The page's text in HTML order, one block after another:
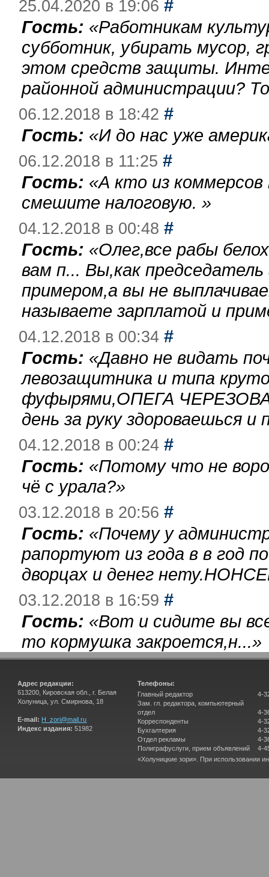
25.04.2020 в 19:06 #
Гость: «Работникам
субботник, убирать мусор,
этом средств защиты.
районной администрации?
06.12.2018 в 18:42 #
Гость: «И до нас уже
06.12.2018 в 11:25 #
Гость: «А кто из
смешите налоговую. »
04.12.2018 в 00:48 #
Гость: «Олег,все рабы
вам п... Вы,как
примером,а вы не
называете зарплатой и
04.12.2018 в 00:34 #
Гость: «Давно не видать
левозащитника и типа
фуфырями,ОПЕГА
день за руку здороваешься
04.12.2018 в 00:24 #
Гость: «Потому что не
чё с урала?»
03.12.2018 в 20:56 #
Гость: «Почему у
рапортуют из года в в год
дворцах и денег
03.12.2018 в 16:59 #
Гость: «Вот и сидите вы
то кормушка закроется,н...»
Адрес редакции:
613200, Кировская обл., г. Белая
Холуница, ул. Смирнова, 18
E-mail: H_zori@mail.ru
Индекс издания: 51982
Телефоны:
Главный редактор
Зам. гл. редактора, компьютерный
отдел
Корреспонденты
Бухгалтерия
Отдел рекламы
Полиграфуслуги, прием объявлений
4-
4-
4-
4-
4-
4-
«Холуницкие зори». При использовании